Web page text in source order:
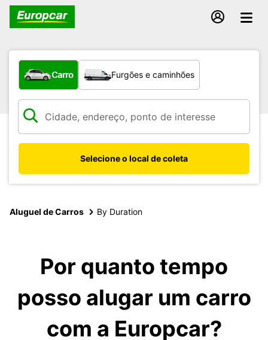
Qual tipo de veículo?
Carro Furgões e caminhões
Selecione o local de coleta
Aluguel de Carros By Duration
Por quanto tempo
posso alugar um carro
com a Europcar?